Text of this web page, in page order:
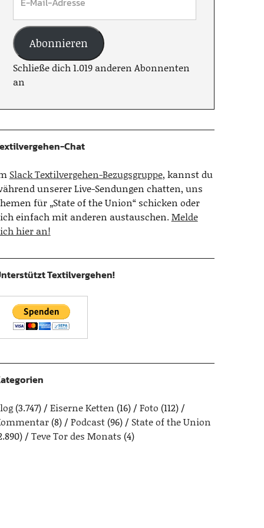
Abonnieren
Schließe dich 1.019 anderen Abonnenten
an
Chat
Slack Textilvergehen-Bezugsgruppe, kannst du
unserer Live-Sendungen chatten, uns
für „State of the Union“ schicken oder
einfach mit anderen austauschen.Melde
hier an!
Textilvergehen!
(3.747) Eiserne Ketten (16) Foto (112)
(8) Podcast(96)
State of the Union
Teve Tor des Monats (4)